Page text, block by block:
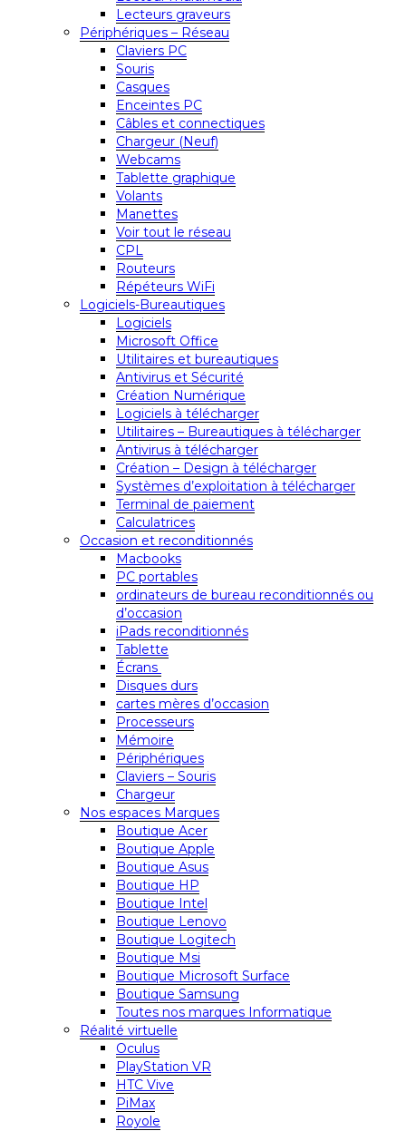
Lecteurs graveurs
Périphériques – Réseau
Claviers PC
Souris
Casques
Enceintes PC
Câbles et connectiques
Chargeur (Neuf)
Webcams
Tablette graphique
Volants
Manettes
Voir tout le réseau
CPL
Routeurs
Répéteurs WiFi
Logiciels-Bureautiques
Logiciels
Microsoft Office
Utilitaires et bureautiques
Antivirus et Sécurité
Création Numérique
Logiciels à télécharger
Utilitaires – Bureautiques à télécharger
Antivirus à télécharger
Création – Design à télécharger
Systèmes d’exploitation à télécharger
Terminal de paiement
Calculatrices
Occasion et reconditionnés
Macbooks
PC portables
ordinateurs de bureau reconditionnés ou
d’occasion
iPads reconditionnés
Tablette
Écrans
Disques durs
cartes mères d’occasion
Processeurs
Mémoire
Périphériques
Claviers – Souris
Chargeur
Nos espaces Marques
Boutique Acer
Boutique Apple
Boutique Asus
Boutique HP
Boutique Intel
Boutique Lenovo
Boutique Logitech
Boutique Msi
Boutique Microsoft Surface
Boutique Samsung
Toutes nos marques Informatique
Réalité virtuelle
Oculus
PlayStation VR
HTC Vive
PiMax
Royole